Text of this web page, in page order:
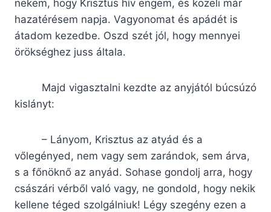
nekem, hogy Krisztus hív engem, és közeli már
hazatérésem napja. Vagyonomat és apádét is
átadom kezedbe. Oszd szét jól, hogy mennyei
örökséghez juss általa.
Majd vigasztalni kezdte az anyjától búcsúzó
kislányt:
– Lányom, Krisztus az atyád és a
vőlegényed, nem vagy sem zarándok, sem árva,
s a főnöknő az anyád. Sohase gondolj arra, hogy
császári vérből való vagy, ne gondold, hogy nekik
kellene téged szolgálniuk! Légy szegény ezen a